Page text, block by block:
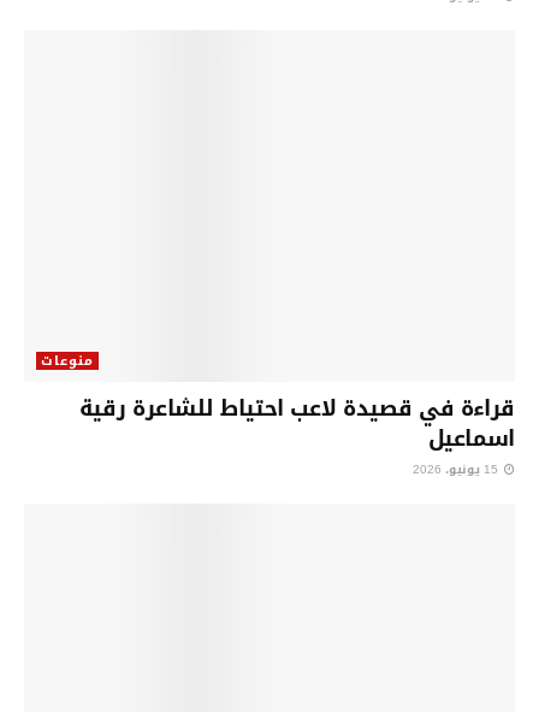
منوعات
قراءة في قصيدة لاعب احتياط للشاعرة رقية
اسماعيل